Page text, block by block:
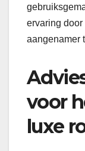
ervaring
aangenamer
voor
luxe